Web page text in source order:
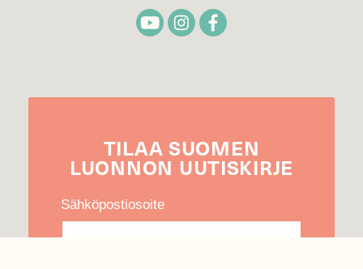
TILAA SUOMEN
LUONNON UUTIS­KIRJE
Sähköpostiosoite